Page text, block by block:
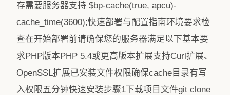
存需要服务器支持 $bp-cache(true, apcu)-
cache_time(3600);快速部署与配置指南环境要求检
查在开始部署前请确保您的服务器满足以下基本要
求PHP版本PHP 5.4或更高版本扩展支持Curl扩展、
OpenSSL扩展已安装文件权限确保cache目录有写
入权限五分钟快速安装步骤1下载项目文件git clone